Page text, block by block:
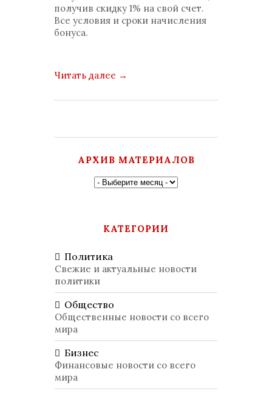
получив скидку 1% на свой счет.
Все условия и сроки начисления
бонуса.
Читать далее →
АРХИВ МАТЕРИАЛОВ
КАТЕГОРИИ
Политика
Свежие и актуальные новости
политики
Общество
Общественные новости со всего
мира
Бизнес
Финансовые новости со всего
мира